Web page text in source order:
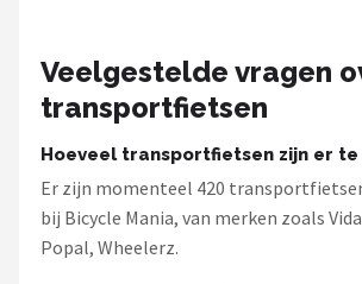
Veelgestelde vragen
transportfietsen
Hoeveel transportfietsen zijn er te
Er zijn momenteel 420
bij Bicycle Mania, van merken zoals
Popal, Wheelerz.